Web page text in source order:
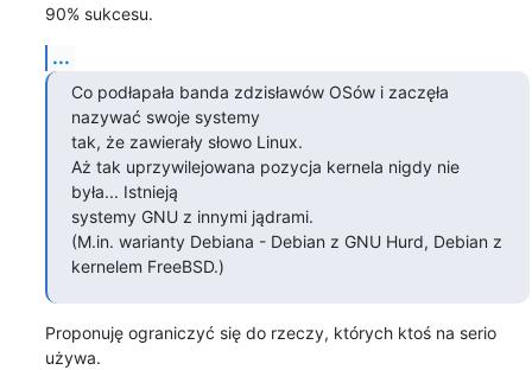
90% sukcesu.
...
Co podłapała banda zdzisławów OSów i zaczęła
nazywać swoje systemy
tak, że zawierały słowo Linux.
Aż tak uprzywilejowana pozycja kernela nigdy nie
była... Istnieją
systemy GNU z innymi jądrami.
(M.in. warianty Debiana - Debian z GNU Hurd, Debian z
kernelem FreeBSD.)
Proponuję ograniczyć się do rzeczy, których ktoś na serio
używa.